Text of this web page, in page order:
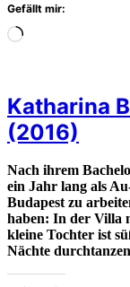
Gefällt mir:
Wird
Katharina
(2016)
Nach ihrem
ein Jahr lang als
Budapest zu
haben: In der Villa
kleine Tochter ist
Nächte